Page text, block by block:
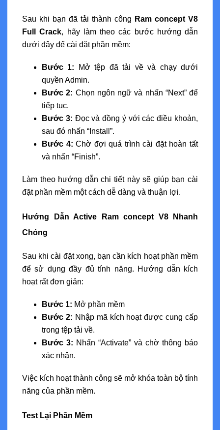
Sau khi bạn đã tải thành công Ram concept V8
Full Crack, hãy làm theo các bước hướng dẫn
dưới đây để cài đặt phần mềm:
Bước 1: Mở tệp đã tải về và chạy dưới
quyền Admin.
Bước 2: Chọn ngôn ngữ và nhấn “Next” để
tiếp tục.
Bước 3: Đọc và đồng ý với các điều khoản,
sau đó nhấn “Install”.
Bước 4: Chờ đợi quá trình cài đặt hoàn tất
và nhấn “Finish”.
Làm theo hướng dẫn chi tiết này sẽ giúp bạn cài
đặt phần mềm một cách dễ dàng và thuận lợi.
Hướng Dẫn Active Ram concept V8 Nhanh
Chóng
Sau khi cài đặt xong, bạn cần kích hoạt phần mềm
để sử dụng đầy đủ tính năng. Hướng dẫn kích
hoạt rất đơn giản:
Bước 1: Mở phần mềm
Bước 2: Nhập mã kích hoạt được cung cấp
trong tệp tải về.
Bước 3: Nhấn “Activate” và chờ thông báo
xác nhận.
Việc kích hoạt thành công sẽ mở khóa toàn bộ tính
năng của phần mềm.
Test Lại Phần Mềm